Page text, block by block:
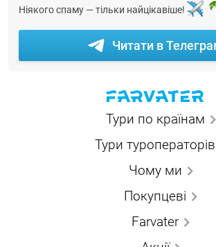
Ніякого спаму — тільки найцікавіше!
Читати в
Тури по країнам
Тури туроператорів
Чому ми
Покупцеві
Farvater